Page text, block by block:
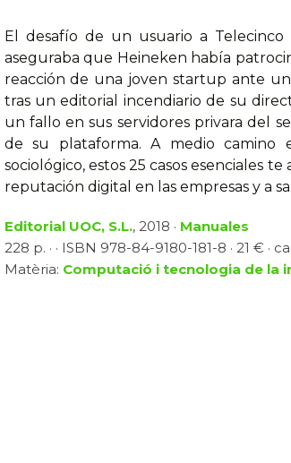
El desafío de un usuario a
aseguraba que Heineken había
reacción de una joven startup ante
tras un editorial incendiario de su
un fallo en sus servidores privara del
de su plataforma. A medio
sociológico, estos 25 casos esenciales
reputación digital en las empresas y a
Editorial UOC, S.L., 2018 · Manuales
228 p. · · ISBN 978-84-9180-181-8 · 21 € ·
Matèria: Computació i tecnologia de la